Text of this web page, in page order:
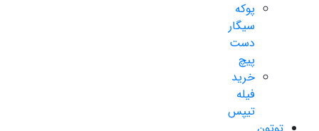
پوکه
سیگار
دست
پیچ
خرید
فیله
تیپس